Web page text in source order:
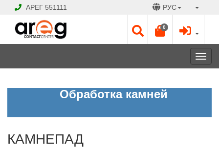
АРЕГ 551111 РУС
0
КАМНЕПАД Обработка камней
КАМНЕПАД